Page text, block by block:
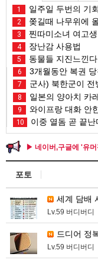
1 일주일 두번의 기
2 쫒길때 나무위에
3 찐따미소녀 여고
4 장난감 사용법
5 동물들 지진느낀
6 3개월동안 복권
7 군사) 북한군이
8 일본의 양아치 카
9 와이프랑 대화 안
10 이중 열돔 곧 끝난
▶ 네이버,구글에 '유
포토
세계 담배
Lv.59 버디버디
드디어 정
Lv.59 버디버디